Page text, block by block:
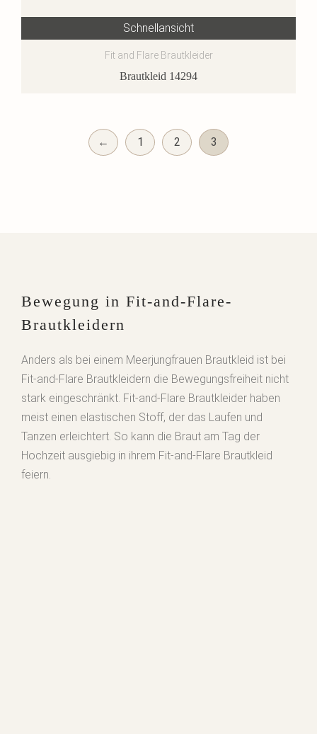
Schnellansicht
Fit and Flare Brautkleider
Brautkleid 14294
← 1 2 3
Bewegung in Fit-and-Flare-
Brautkleidern
Anders als bei einem Meerjungfrauen Brautkleid ist bei
Fit-and-Flare Brautkleidern die Bewegungsfreiheit nicht
stark eingeschränkt. Fit-and-Flare Brautkleider haben
meist einen elastischen Stoff, der das Laufen und
Tanzen erleichtert. So kann die Braut am Tag der
Hochzeit ausgiebig in ihrem Fit-and-Flare Brautkleid
feiern.